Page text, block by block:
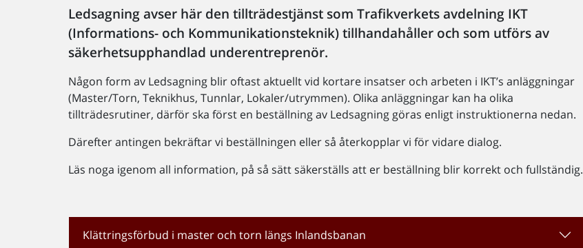
Ledsagning avser här den tillträdestjänst som Trafikverkets avdelning IKT
(Informations- och Kommunikationsteknik) tillhandahåller och som utförs av
säkerhetsupphandlad underentreprenör.
Någon form av Ledsagning blir oftast aktuellt vid kortare insatser och arbeten i IKT’s anläggningar
(Master/Torn, Teknikhus, Tunnlar, Lokaler/utrymmen). Olika anläggningar kan ha olika
tillträdesrutiner, därför ska först en beställning av Ledsagning göras enligt instruktionerna nedan.
Därefter antingen bekräftar vi beställningen eller så återkopplar vi för vidare dialog.
Läs noga igenom all information, på så sätt säkerställs att er beställning blir korrekt och fullständig.
Klättringsförbud i master och torn längs Inlandsbanan